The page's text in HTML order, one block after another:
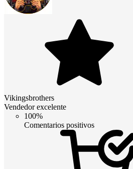
Vikingsbrothers
Vendedor excelente
100%
Comentarios positivos